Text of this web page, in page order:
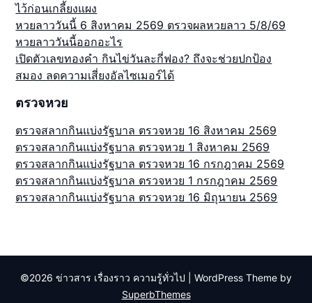
ไว้ก่อนเกลี้ยงแผง
หวยลาววันนี้ 6 สิงหาคม 2569 ตรวจผลหวยลาว 5/8/69
หวยลาววันนี้ออกอะไร
เปิดตัวเลขทองคำ กินไข่วันละกี่ฟอง? ถึงจะช่วยปกป้อง
สมอง ลดความเสี่ยงอัลไซเมอร์ได้
ตรวจหวย
ตรวจสลากกินแบ่งรัฐบาล ตรวจหวย 16 สิงหาคม 2569
ตรวจสลากกินแบ่งรัฐบาล ตรวจหวย 1 สิงหาคม 2569
ตรวจสลากกินแบ่งรัฐบาล ตรวจหวย 16 กรกฎาคม 2569
ตรวจสลากกินแบ่งรัฐบาล ตรวจหวย 1 กรกฎาคม 2569
ตรวจสลากกินแบ่งรัฐบาล ตรวจหวย 16 มิถุนายน 2569
©2026 ข่าวสาร เรื่องราว ความรู้ทั่วไป
| WordPress Theme by
SuperbThemes